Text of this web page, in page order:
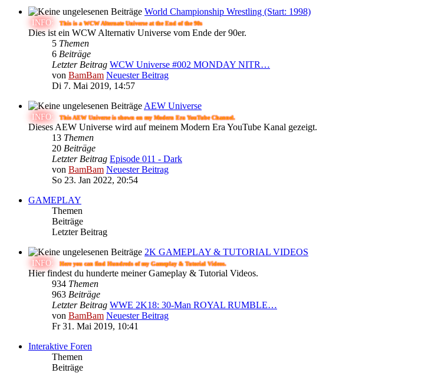
World Championship Wrestling (Start: 1998)
INFO: This is a WCW Alternate Universe at the End of the 90s
Dies ist ein WCW Alternativ Universe vom Ende der 90er.
5 Themen
6 Beiträge
Letzter Beitrag WCW Universe #002 MONDAY NITR…
von BamBam Neuester Beitrag
Di 7. Mai 2019, 14:57
AEW Universe
INFO: This AEW Universe is shown on my Modern Era YouTube Channel.
Dieses AEW Universe wird auf meinem Modern Era YouTube Kanal gezeigt.
13 Themen
20 Beiträge
Letzter Beitrag Episode 011 - Dark
von BamBam Neuester Beitrag
So 23. Jan 2022, 20:54
GAMEPLAY
Themen
Beiträge
Letzter Beitrag
2K GAMEPLAY & TUTORIAL VIDEOS
INFO: Here you can find Hundreds of my Gameplay & Tutorial Videos.
Hier findest du hunderte meiner Gameplay & Tutorial Videos.
934 Themen
963 Beiträge
Letzter Beitrag WWE 2K18: 30-Man ROYAL RUMBLE…
von BamBam Neuester Beitrag
Fr 31. Mai 2019, 10:41
Interaktive Foren
Themen
Beiträge